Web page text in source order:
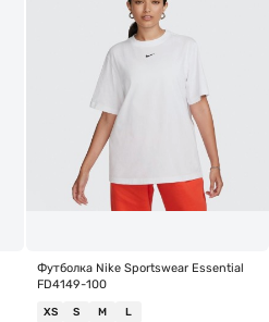
Футболка Nike Sportswear Essential
FD4149-100
XS S M L